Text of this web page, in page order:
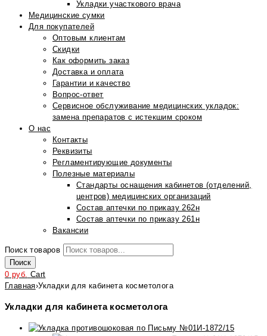
Укладки участкового врача
Медицинские сумки
Для покупателей
Оптовым клиентам
Скидки
Как оформить заказ
Доставка и оплата
Гарантии и качество
Вопрос-ответ
Сервисное обслуживание медицинских укладок:
замена препаратов с истекшим сроком
О нас
Контакты
Реквизиты
Регламентирующие документы
Полезные материалы
Стандарты оснащения кабинетов (отделений,
центров) медицинских организаций
Состав аптечки по приказу 262н
Состав аптечки по приказу 261н
Вакансии
Поиск товаров
Поиск
0 руб. Cart
Главная›Укладки для кабинета косметолога
Укладки для кабинета косметолога